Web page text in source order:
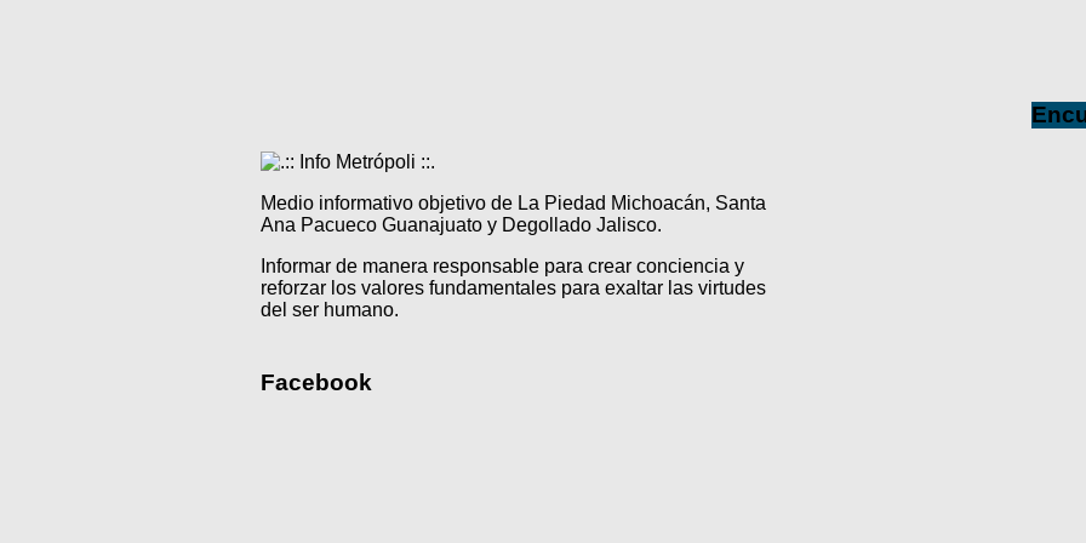
Medio informativo objetivo de La Piedad Michoacán, Santa
Ana Pacueco Guanajuato y Degollado Jalisco.
Informar de manera responsable para crear conciencia y
reforzar los valores fundamentales para exaltar las virtudes
del ser humano.
Facebook